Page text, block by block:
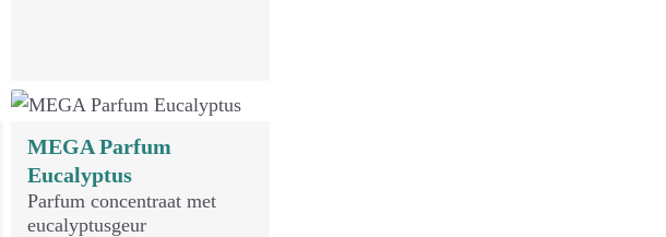
MEGA Parfum
Eucalyptus
Parfum concentraat met
eucalyptusgeur